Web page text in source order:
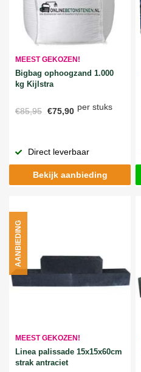
MEEST GEKOZEN!
Bigbag ophoogzand 1.000
kg Kijlstra
€85,95 €75,90 per stuks
Direct leverbaar
Bekijk aanbieding
MEEST GEKOZEN!
Linea palissade 15x15x60cm
strak antraciet
AANBIEDING